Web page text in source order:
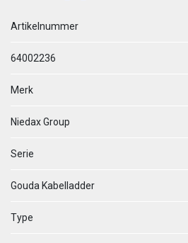
Artikelnummer
64002236
Merk
Niedax Group
Serie
Gouda Kabelladder
Type